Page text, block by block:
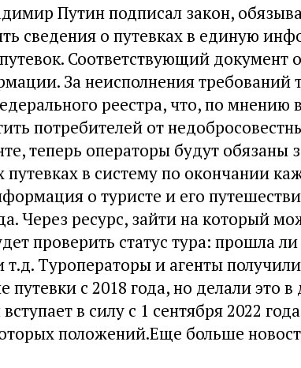
Путин подписал закон,
сведения о путевках в единую
Соответствующий документ
За неисполнения требований
реестра, что, по мнению
потребителей от
теперь операторы будут обязаны
в систему по окончании
о туристе и его
Через ресурс, зайти на который
проверить статус тура: прошла ли
Туроператоры и агенты
путевки с 2018 года, но делали это
в силу с 1 сентября 2022
положений.Еще больше